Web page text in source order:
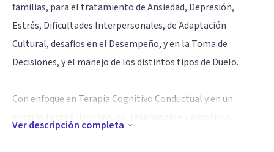
familias, para el tratamiento de Ansiedad, Depresión,
Estrés, Dificultades Interpersonales, de Adaptación
Cultural, desafíos en el Desempeño, y en la Toma de
Decisiones, y el manejo de los distintos tipos de Duelo.
Con enfoque en Terapia Cognitivo Conductual y en un
Ver descripción completa